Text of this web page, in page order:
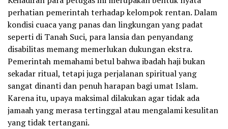
perhatian pemerintah terhadap kelompok rentan. Dalam
kondisi cuaca yang panas dan lingkungan yang padat
seperti di Tanah Suci, para lansia dan penyandang
disabilitas memang memerlukan dukungan ekstra.
Pemerintah memahami betul bahwa ibadah haji bukan
sekadar ritual, tetapi juga perjalanan spiritual yang
sangat dinanti dan penuh harapan bagi umat Islam.
Karena itu, upaya maksimal dilakukan agar tidak ada
jamaah yang merasa tertinggal atau mengalami kesulitan
yang tidak tertangani.